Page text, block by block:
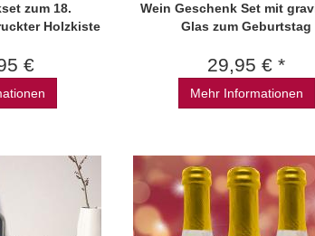
zum 18.
Holzkiste
€
Wein Geschenk Set mit
Glas zum Geburtstag
29,95 € *
Mehr Informationen